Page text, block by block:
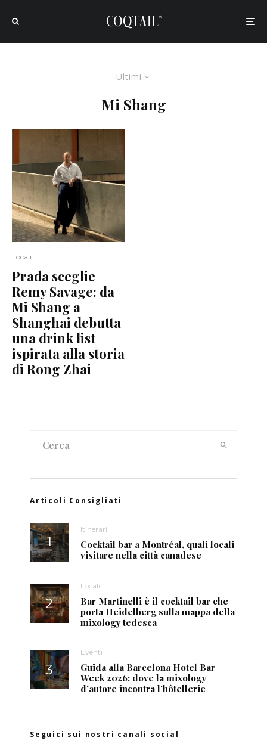
Ultimi
Mi Shang
Locali
Prada sceglie
Remy Savage: da
Mi Shang a
Shanghai debutta
una drink list
ispirata alla storia
di Rong Zhai
Articoli Consigliati
Itinerari
Cocktail bar a Montréal, quali locali
visitare nella città canadese
Locali
Bar Martinelli è il cocktail bar che
porta Heidelberg sulla mappa della
mixology tedesca
Eventi
Guida alla Barcelona Hotel Bar
Week 2026: dove la mixology
d’autore incontra l’hôtellerie
Seguici sui nostri canali social